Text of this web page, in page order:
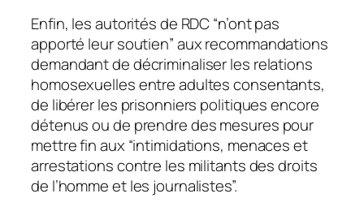
Enfin, les autorités de RDC “n’ont pas
apporté leur soutien” aux recommandations
demandant de décriminaliser les relations
homosexuelles entre adultes consentants,
de libérer les prisonniers politiques encore
détenus ou de prendre des mesures pour
mettre fin aux “intimidations, menaces et
arrestations contre les militants des droits
de l’homme et les journalistes”.